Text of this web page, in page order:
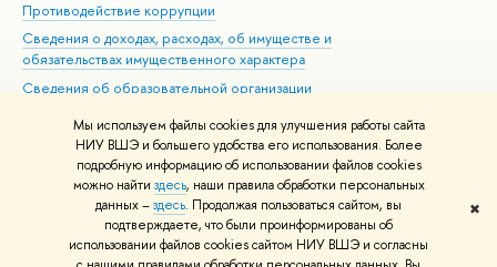
Мы используем файлы cookies для улучшения работы сайта
НИУ ВШЭ и большего удобства его использования. Более
подробную информацию об использовании файлов cookies
можно найти здесь, наши правила обработки персональных
данных –здесь. Продолжая пользоваться сайтом, вы
подтверждаете, что были проинформированы об
использовании файлов cookies сайтом НИУ ВШЭ и согласны
✖
Противодействие коррупции
Сведения о доходах, расходах, об имуществе и
обязательствах имущественного характера
Сведения об образовательной организации
Людям с ограниченными возможностями здоровья
Единая платежная страница
Работа в Вышке
© НИУ ВШЭ 1993–2026 Адреса и контакты Условия использования